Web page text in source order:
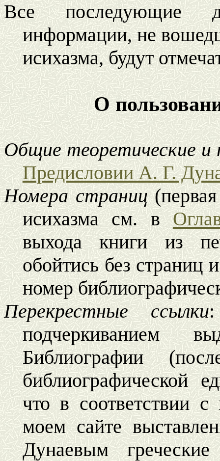
Все последующие
информации, не
исихазма, будут
О
Общие теоретические и
Предисловии А. Г.
Номера страниц
исихазма см. в
выхода книги из
обойтись без страниц
номер
Перекрестные ссылки:
подчеркиванием
Библиографии
библиографической
что в соответствии
моем сайте
Дунаевым